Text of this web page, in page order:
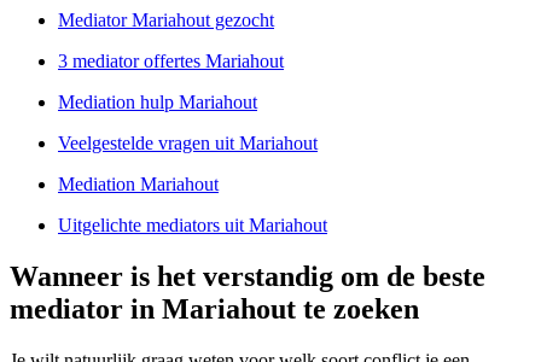
Mediator Mariahout gezocht
3 mediator offertes Mariahout
Mediation hulp Mariahout
Veelgestelde vragen uit Mariahout
Mediation Mariahout
Uitgelichte mediators uit Mariahout
Wanneer is het verstandig om de beste
mediator in Mariahout te zoeken